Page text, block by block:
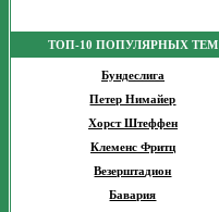
ТОП-10 ПОПУЛЯРНЫХ ТЕМ
Бундеслига
Петер Нимайер
Хорст Штеффен
Клеменс Фритц
Везерштадион
Бавария